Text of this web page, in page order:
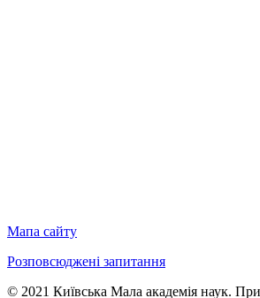
Мапа сайту
Розповсюджені запитання
© 2021 Київська Мала академія наук.